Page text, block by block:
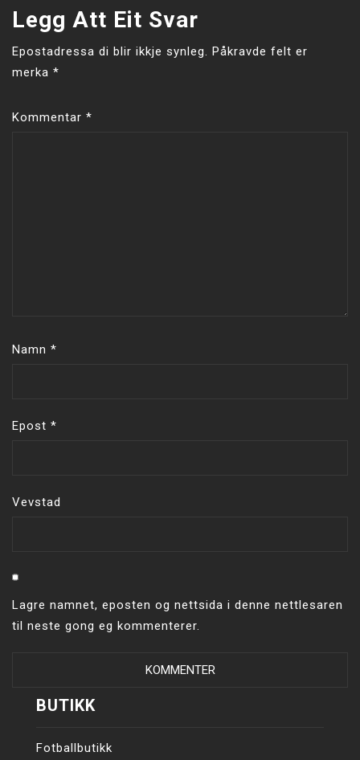
Legg Att Eit Svar
Epostadressa di blir ikkje synleg. Påkravde felt er
merka *
Kommentar *
Namn *
Epost *
Vevstad
Lagre namnet, eposten og nettsida i denne nettlesaren
til neste gong eg kommenterer.
BUTIKK
Fotballbutikk